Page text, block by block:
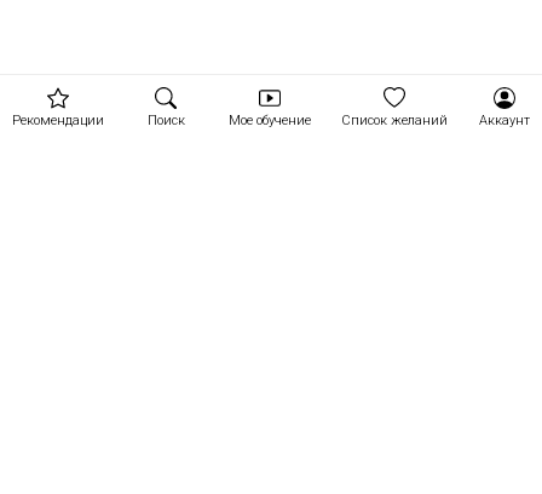
Рекомендации Поиск Мое обучение Список желаний Аккаунт